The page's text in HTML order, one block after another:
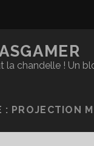
la chandelle ! Un
: PROJECTION